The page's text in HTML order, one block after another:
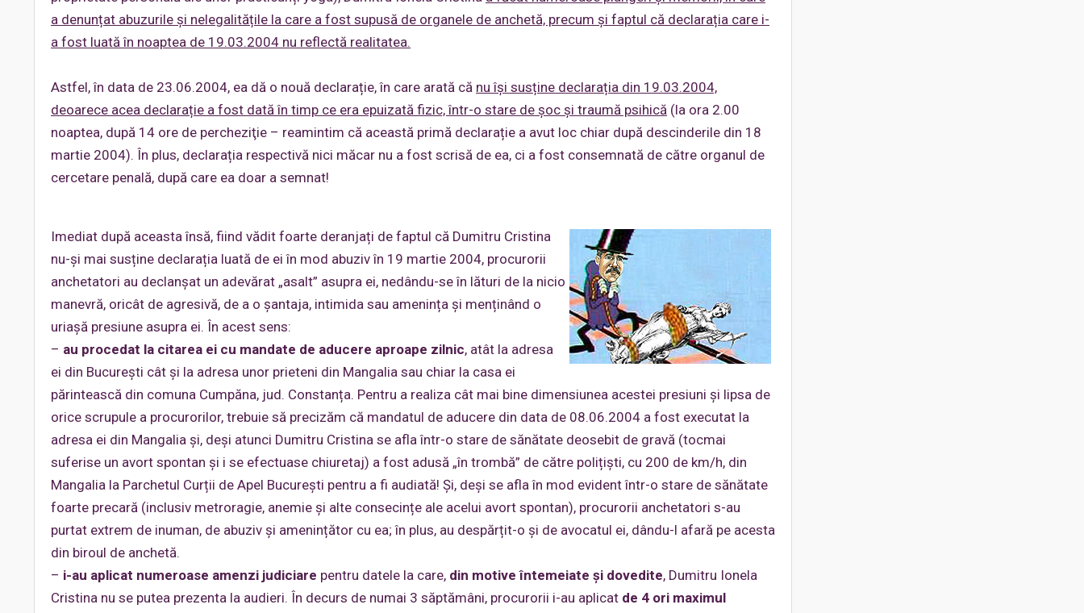
a denunțat abuzurile și nelegalitățile la care a fost supusă de organele de anchetă, precum și faptul că declarația care i-
a fost luată în noaptea de 19.03.2004 nu reflectă realitatea.
Astfel, în data de 23.06.2004, ea dă o nouă declarație, în care arată că nu își susține declarația din 19.03.2004,
deoarece acea declarație a fost dată în timp ce era epuizată fizic, într-o stare de șoc și traumă psihică (la ora 2.00
noaptea, după 14 ore de percheziţie – reamintim că această primă declarație a avut loc chiar după descinderile din 18
martie 2004). În plus, declarația respectivă nici măcar nu a fost scrisă de ea, ci a fost consemnată de către organul de
cercetare penală, după care ea doar a semnat!
Imediat după aceasta însă, fiind vădit foarte deranjați de faptul că Dumitru Cristina
nu-și mai susține declarația luată de ei în mod abuziv în 19 martie 2004, procurorii
anchetatori au declanșat un adevărat „asalt” asupra ei, nedându-se în lături de la nicio
manevră, oricât de agresivă, de a o șantaja, intimida sau amenința și menținând o
uriașă presiune asupra ei. În acest sens:
– au procedat la citarea ei cu mandate de aducere aproape zilnic, atât la adresa
ei din București cât și la adresa unor prieteni din Mangalia sau chiar la casa ei
părintească din comuna Cumpăna, jud. Constanța. Pentru a realiza cât mai bine dimensiunea acestei presiuni și lipsa de
orice scrupule a procurorilor, trebuie să precizăm că mandatul de aducere din data de 08.06.2004 a fost executat la
adresa ei din Mangalia și, deși atunci Dumitru Cristina se afla într-o stare de sănătate deosebit de gravă (tocmai
suferise un avort spontan și i se efectuase chiuretaj) a fost adusă „în trombă” de către polițiști, cu 200 de km/h, din
Mangalia la Parchetul Curții de Apel București pentru a fi audiată! Și, deși se afla în mod evident într-o stare de sănătate
foarte precară (inclusiv metroragie, anemie și alte consecințe ale acelui avort spontan), procurorii anchetatori s-au
purtat extrem de inuman, de abuziv și amenințător cu ea; în plus, au despărțit-o și de avocatul ei, dându-l afară pe acesta
din biroul de anchetă.
– i-au aplicat numeroase amenzi judiciare pentru datele la care, din motive întemeiate și dovedite, Dumitru Ionela
Cristina nu se putea prezenta la audieri. În decurs de numai 3 săptămâni, procurorii i-au aplicat de 4 ori maximul